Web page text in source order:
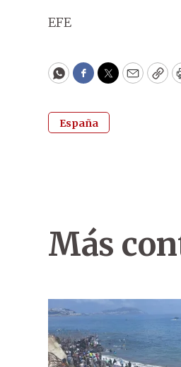
EFE
WhatsApp
Facebook
Twitter
Email
España
Más